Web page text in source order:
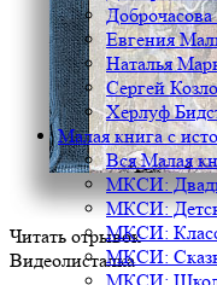
Евгения
Наталья
Сергей
Херлуф
Малая книга с
Вся Малая
МКСИ:
МКСИ:
МКСИ:
МКСИ:
Читать отрывок
Видеолисталка